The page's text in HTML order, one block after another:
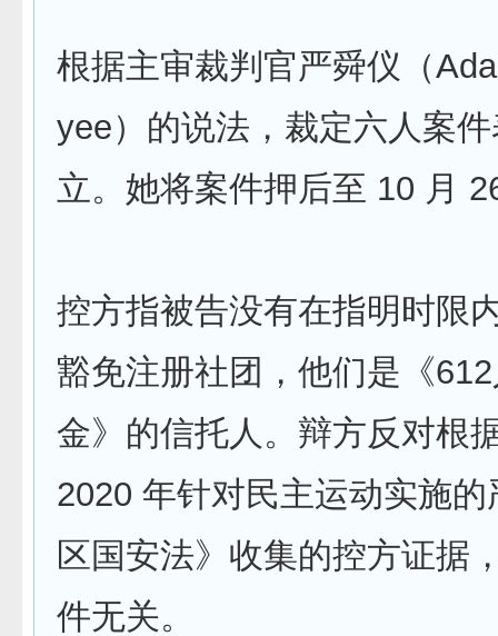
根据主审裁判官严舜仪（
yee）的说法，裁定六人案
立。她将案件押后至 10 月
控方指被告没有在指明时限
豁免注册社团，他们是《
金》的信托人。辩方反对根
2020 年针对民主运动实施
区国安法》收集的控方证据
件无关。